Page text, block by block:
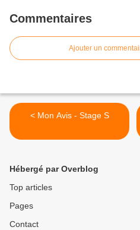
Commentaires
Ajouter un
< Mon Avis - Stage S
Hébergé par Overblog
Top articles
Pages
Contact